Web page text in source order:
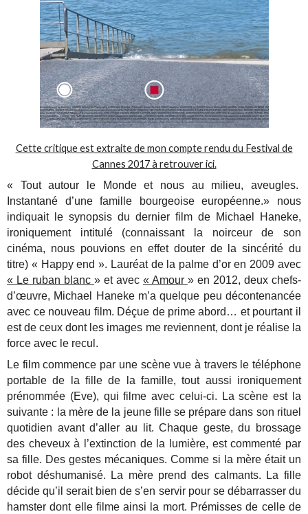
Cette critique est extraite de mon compte rendu du Festival de
Cannes 2017 à retrouver ici.
« Tout autour le Monde et nous au milieu, aveugles.
Instantané d’une famille bourgeoise européenne.» nous
indiquait le synopsis du dernier film de Michael Haneke,
ironiquement intitulé (connaissant la noirceur de son
cinéma, nous pouvions en effet douter de la sincérité du
titre) « Happy end ». Lauréat de la palme d’or en 2009 avec
« Le ruban blanc» et avec« Amour » en 2012, deux chefs-
d’œuvre, Michael Haneke m’a quelque peu décontenancée
avec ce nouveau film. Déçue de prime abord… et pourtant il
est de ceux dont les images me reviennent, dont je réalise la
force avec le recul.
Le film commence par une scène vue à travers le téléphone
portable de la fille de la famille, tout aussi ironiquement
prénommée (Eve), qui filme avec celui-ci. La scène est la
suivante : la mère de la jeune fille se prépare dans son rituel
quotidien avant d’aller au lit. Chaque geste, du brossage
des cheveux à l’extinction de la lumière, est commenté par
sa fille. Des gestes mécaniques. Comme si la mère était un
robot déshumanisé. La mère prend des calmants. La fille
décide qu’il serait bien de s’en servir pour se débarrasser du
hamster dont elle filme ainsi la mort. Prémisses de celle de